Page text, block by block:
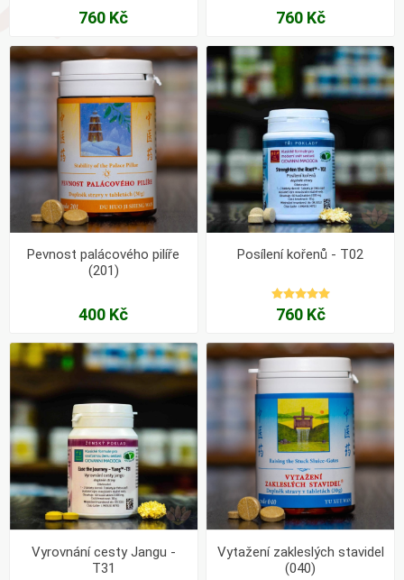
760 Kč 760 Kč
Pevnost palácového pilíře
(201)
400 Kč
Posílení kořenů - T02
760 Kč
Vyrovnání cesty Jangu -
T31
Vytažení zakleslých stavidel
(040)